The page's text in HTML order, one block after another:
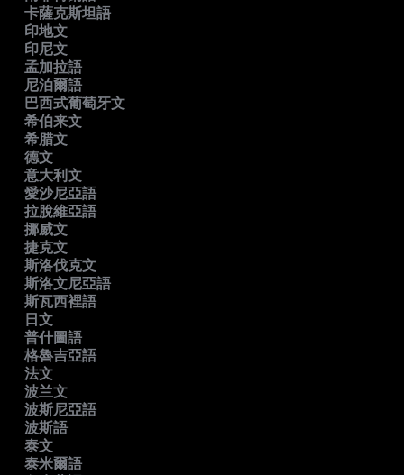
卡薩克斯坦語
印地文
印尼文
孟加拉語
尼泊爾語
巴西式葡萄牙文
希伯来文
希腊文
德文
意大利文
愛沙尼亞語
拉脫維亞語
挪威文
捷克文
斯洛伐克文
斯洛文尼亞語
斯瓦西裡語
日文
普什圖語
格魯吉亞語
法文
波兰文
波斯尼亞語
波斯語
泰文
泰米爾語